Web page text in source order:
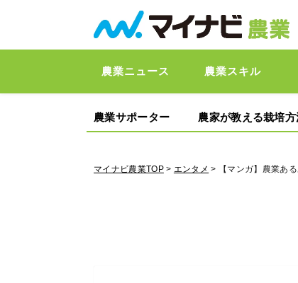
農業ニュース 農業スキル
農業サポーター 農家が教える栽培方
マイナビ農業TOP> エンタメ > 【マンガ】農業あ